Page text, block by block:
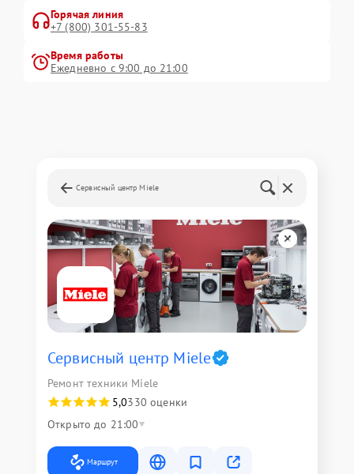
Горячая линия
+7 (800) 301-55-83
Время работы
Ежедневно с 9:00 до 21:00
Сервисный центр Miele
Сервисный центр Miele
Ремонт техники Miele
5,0330 оценки
Открыто до 21:00
Маршрут